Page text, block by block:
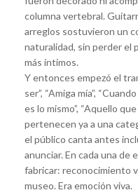
columna vertebral.
arreglos sostuvieron un
naturalidad, sin perder el
más íntimos.
Y entonces empezó el
ser”, “Amiga mía”,
es lo mismo”, “Aquello
pertenecen ya a una
el público canta antes
anunciar. En cada una de
fabricar: reconocimiento
museo. Era emoción viva.